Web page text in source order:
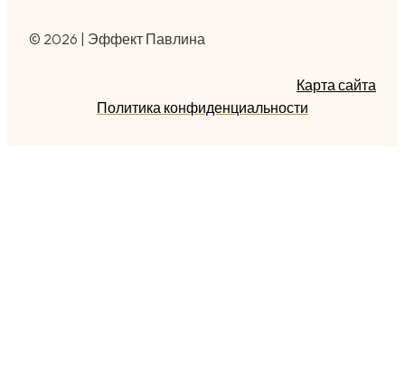
© 2026 | Эффект Павлина
Карта сайта
Политика конфиденциальности